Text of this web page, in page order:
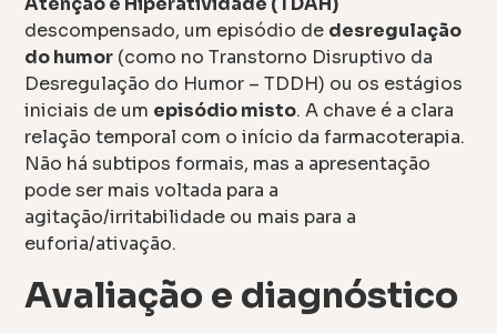
descompensado, um episódio de desregulação
do humor (como no Transtorno Disruptivo da
Desregulação do Humor – TDDH) ou os estágios
iniciais de um episódio misto. A chave é a clara
relação temporal com o início da farmacoterapia.
Não há subtipos formais, mas a apresentação
pode ser mais voltada para a
agitação/irritabilidade ou mais para a
euforia/ativação.
Avaliação e diagnóstico